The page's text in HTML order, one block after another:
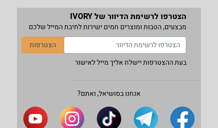
הצטרפו לרשימת הדיוור של IVORY
מבצעים, הטבות ומוצרים חמים ישירות לתיבת המייל שלכם
הצטרפות
בעת ההצטרפות יישלח אליך מייל לאישור
אנחנו בסושיאל, ואתם?